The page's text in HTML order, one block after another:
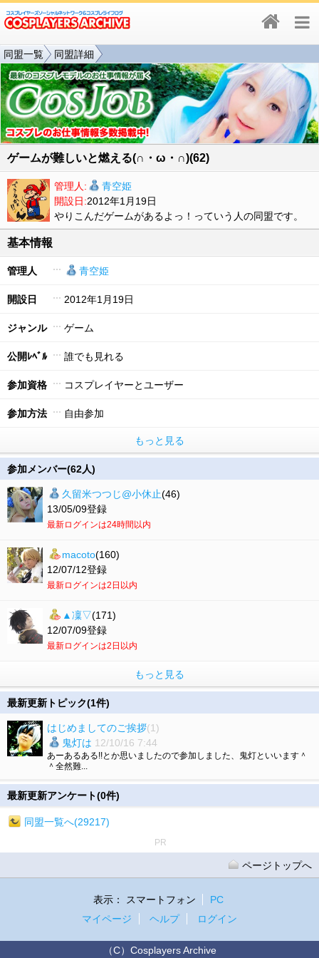
同盟一覧 同盟詳細
ゲームが難しいと燃える(∩・ω・∩)(62)
管理人:
青空姫
開設日:2012年1月19日
やりこんだゲームがあるよっ！っていう人の同盟です。
基本情報
管理人 青空姫
開設日 2012年1月19日
ジャンル ゲーム
公開ﾚﾍﾞﾙ 誰でも見れる
参加資格 コスプレイヤーとユーザー
参加方法 自由参加
もっと見る
参加メンバー(62人)
久留米つつじ@小休止(46)
13/05/09登録
最新ログインは24時間以内
macoto(160)
12/07/12登録
最新ログインは2日以内
▲凜▽(171)
12/07/09登録
最新ログインは2日以内
もっと見る
最新更新トピック(1件)
はじめましてのご挨拶(1)
鬼灯は 12/10/16 7:44
あーあるある!!とか思いましたので参加しました、鬼灯といいます＾
＾全然難...
最新更新アンケート(0件)
同盟一覧へ(29217)
PR
ページトップへ
表示： スマートフォン
PC
マイページ
ヘルプ ログイン
（C）Cosplayers Archive